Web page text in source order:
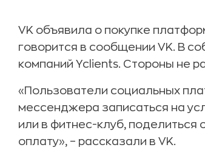
VK объявила о покупке
говорится в сообщении VK. В
компаний Yclients. Стороны не
«Пользователи социальных
мессенджера записаться на
или в фитнес-клуб, поделиться
оплату», – рассказали в VK.